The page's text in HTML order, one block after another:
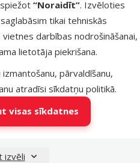
“Noraidīt”. Izvēloties
tikai tehniskās
darbības nodrošināšanai,
lietotāja piekrišana.
pārvaldīšanu,
atradīsi sīkdatņu politikā.
visas sīkdatnes
izvēli
Inerces
suņiem –
Style S
m, Mint